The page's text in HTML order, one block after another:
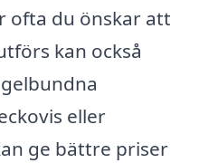
ofta du önskar att
kan också
eller
ge bättre priser